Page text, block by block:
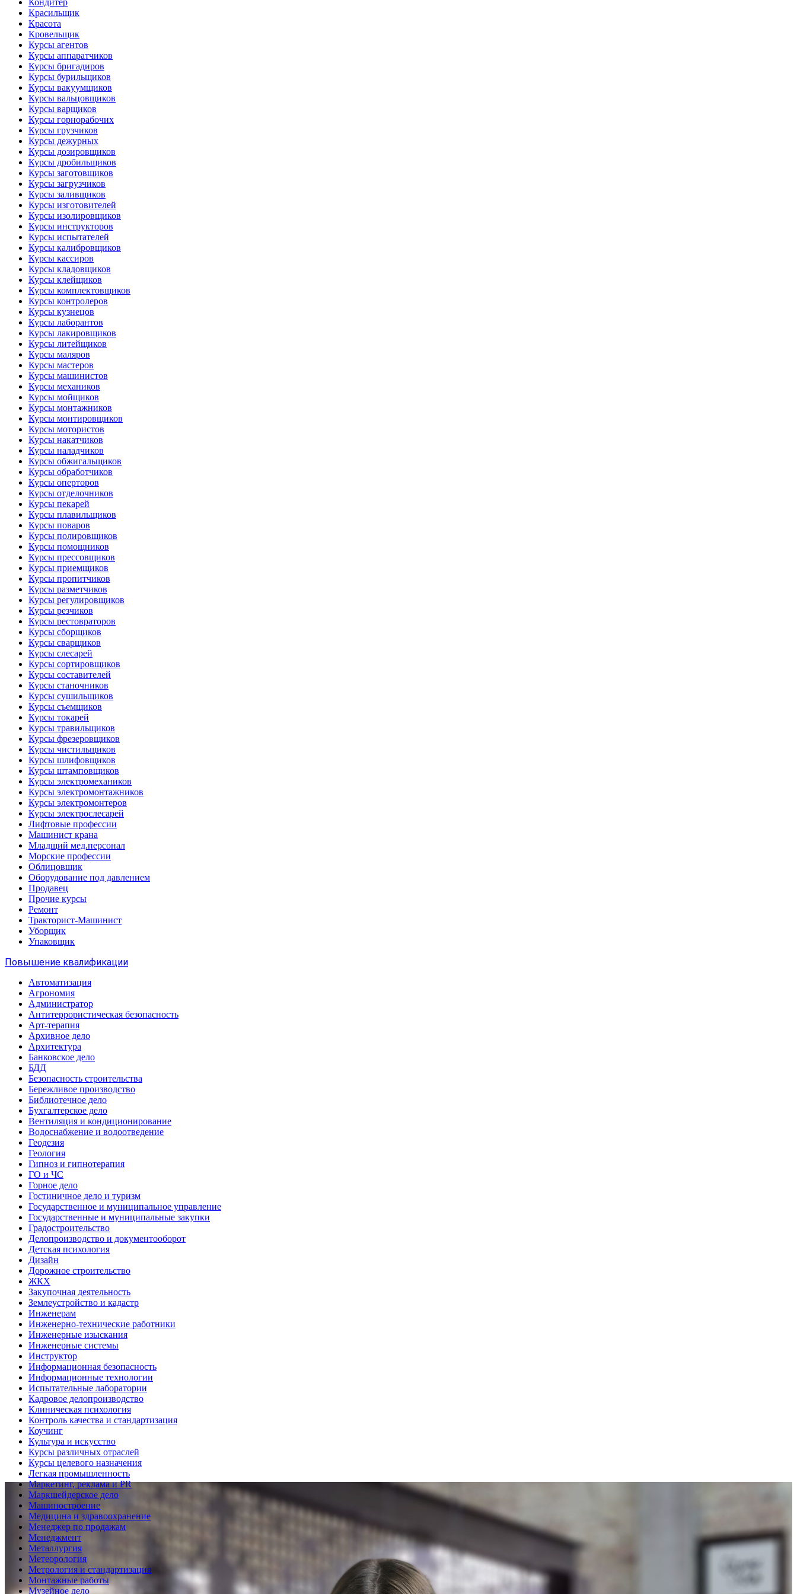
Кондитер
Красильщик
Красота
Кровельщик
Курсы агентов
Курсы аппаратчиков
Курсы бригадиров
Курсы бурильщиков
Курсы вакуумщиков
Курсы вальцовщиков
Курсы варщиков
Курсы горнорабочих
Курсы грузчиков
Курсы дежурных
Курсы дозировщиков
Курсы дробильщиков
Курсы заготовщиков
Курсы загрузчиков
Курсы заливщиков
Курсы изготовителей
Курсы изолировщиков
Курсы инструкторов
Курсы испытателей
Курсы калибровщиков
Курсы кассиров
Курсы кладовщиков
Курсы клейщиков
Курсы комплектовщиков
Курсы контролеров
Курсы кузнецов
Курсы лаборантов
Курсы лакировщиков
Курсы литейщиков
Курсы маляров
Курсы мастеров
Курсы машинистов
Курсы механиков
Курсы мойщиков
Курсы монтажников
Курсы монтировщиков
Курсы мотористов
Курсы накатчиков
Курсы наладчиков
Курсы обжигальщиков
Курсы обработчиков
Курсы оперторов
Курсы отделочников
Курсы пекарей
Курсы плавильщиков
Курсы поваров
Курсы полировщиков
Курсы помощников
Курсы прессовщиков
Курсы приемщиков
Курсы пропитчиков
Курсы разметчиков
Курсы регулировщиков
Курсы резчиков
Курсы рестовраторов
Курсы сборщиков
Курсы сварщиков
Курсы слесарей
Курсы сортировщиков
Курсы составителей
Курсы станочников
Курсы сушильщиков
Курсы съемщиков
Курсы токарей
Курсы травильщиков
Курсы фрезеровщиков
Курсы чистильщиков
Курсы шлифовщиков
Курсы штамповщиков
Курсы электромехаников
Курсы электромонтажников
Курсы электромонтеров
Курсы электрослесарей
Лифтовые профессии
Машинист крана
Младщий мед.персонал
Морские профессии
Облицовщик
Оборудование под давлением
Продавец
Прочие курсы
Ремонт
Тракторист-Машинист
Уборщик
Упаковщик
Повышение квалификации
Автоматизация
Агрономия
Администратор
Антитеррористическая безопасность
Арт-терапия
Архивное дело
Архитектура
Банковское дело
БДД
Безопасность строительства
Бережливое производство
Библиотечное дело
Бухгалтерское дело
Вентиляция и кондиционирование
Водоснабжение и водоотведение
Геодезия
Геология
Гипноз и гипнотерапия
ГО и ЧС
Горное дело
Гостиничное дело и туризм
Государственное и муниципальное управление
Государственные и муниципальные закупки
Градостроительство
Делопроизводство и документооборот
Детская психология
Дизайн
Дорожное строительство
ЖКХ
Закупочная деятельность
Землеустройство и кадастр
Инженерам
Инженерно-технические работники
Инженерные изыскания
Инженерные системы
Инструктор
Информационная безопасность
Информационные технологии
Испытательные лаборатории
Кадровое делопроизводство
Клиническая психология
Контроль качества и стандартизация
Коучинг
Культура и искусство
Курсы различных отраслей
Курсы целевого назначения
Легкая промышленность
Маркетинг, реклама и PR
Маркшейдерское дело
Машиностроение
Медицина и здравоохранение
Менеджер по продажам
Менеджмент
Металлургия
Метеорология
Метрология и стандартизация
Монтажные работы
Музейное дело